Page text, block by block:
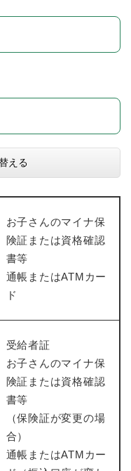
える
お子さんのマイナ保
険証または資格確認
書等
通帳またはATMカー
ド
受給者証
お子さんのマイナ保
険証または資格確認
書等
（保険証が変更の場
合）
通帳またはATMカー